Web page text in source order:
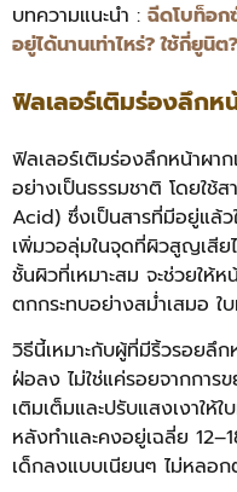
บทความแนะนำ : ฉีดโบท็อก
อยู่ได้นานเท่าไหร่? ใช้กี่ยูนิต?
ฟิลเลอร์เติมร่องลึกห
ฟิลเลอร์เติมร่องลึกหน้าผา
อย่างเป็นธรรมชาติ โดยใช้
Acid) ซึ่งเป็นสารที่มีอยู่แล้ว
เพิ่มวอลุ่มในจุดที่ผิวสูญเสีย
ชั้นผิวที่เหมาะสม จะช่วยให้
ตกกระทบอย่างสม่ำเสมอ ใ
วิธีนี้เหมาะกับผู้ที่มีริ้วรอยลึ
ฝ่อลง ไม่ใช่แค่รอยจากการ
เติมเต็มและปรับแสงเงาให้
หลังทำและคงอยู่เฉลี่ย
เด็กลงแบบเนียนๆ ไม่หลอก